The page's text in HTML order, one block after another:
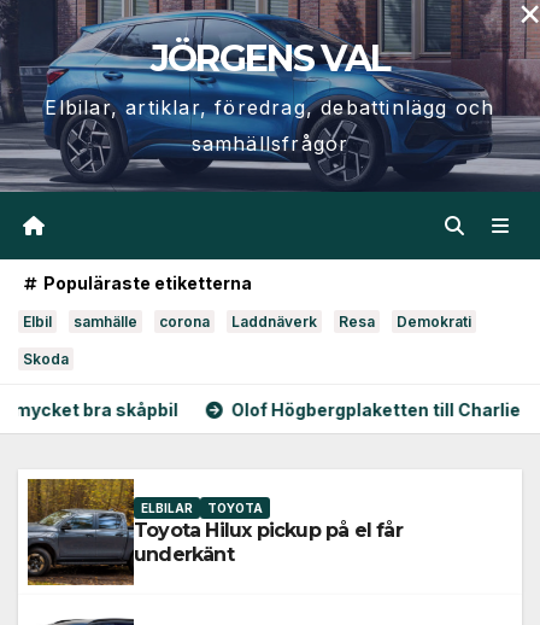
Hoppa
till
innehåll
JÖRGENS VAL
Elbilar, artiklar, föredrag, debattinlägg och
samhällsfrågor
Populäraste etiketterna
Elbil samhälle corona Laddnäverk Resa Demokrati
Skoda
Olof Högbergplaketten till Charlie Granberg
ELBILAR TOYOTA
Toyota Hilux pickup på el får
underkänt